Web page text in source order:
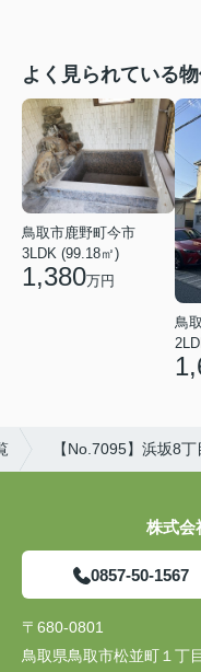
よく見られている
鳥取市鹿野町今市
3LDK (99.18㎡)
1,380万円
鳥
【No.7095】浜坂8
株式会
0857-50-1567
〒680-0801
鳥取県鳥取市松並町１丁